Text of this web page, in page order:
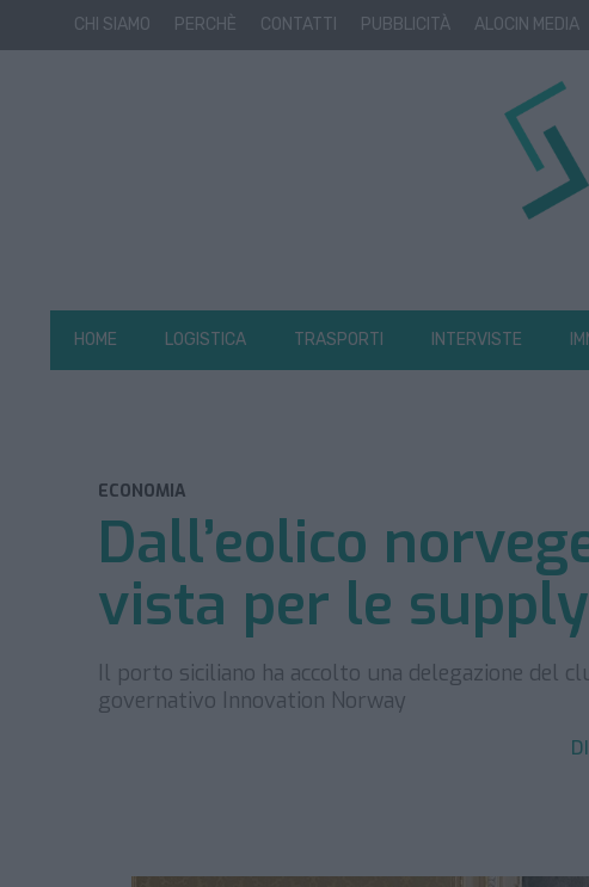
CHI SIAMO PERCHÈ CONTATTI PUBBLICITÀ ALOCIN MEDIA
HOME LOGISTICA TRASPORTI INTERVISTE
ECONOMIA
Dall’eolico
vista per le
Il porto siciliano ha accolto una delegazione del
governativo Innovation Norway
DI